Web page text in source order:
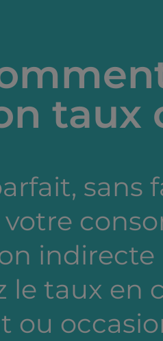
taux
sans
votre
indirecte
le taux en
ou